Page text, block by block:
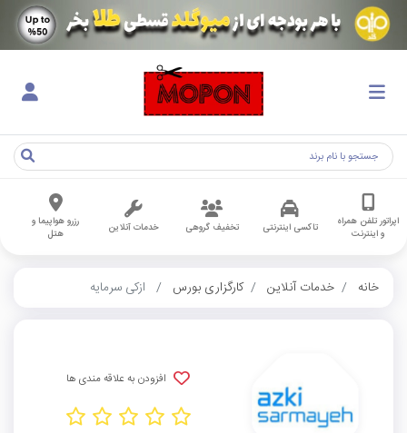
اپراتور تلفن همراه
و اینترنت
تاکسی اینترنتی تخفیف گروهی خدمات آنلاین
رزرو هواپیما و
هتل
خانه خدمات آنلاین کارگزاری بورس ازکی سرمایه
افزودن به علاقه مندی ها